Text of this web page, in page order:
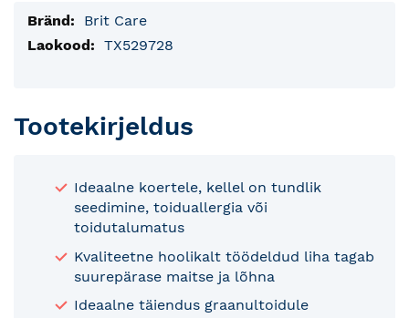
Lisainfo
Brit Care
TX529728
Tootekirjeldus
Ideaalne koertele, kellel on tundlik
seedimine, toiduallergia või
toidutalumatus
Kvaliteetne hoolikalt töödeldud liha tagab
suurepärase maitse ja lõhna
Ideaalne täiendus graanultoidule